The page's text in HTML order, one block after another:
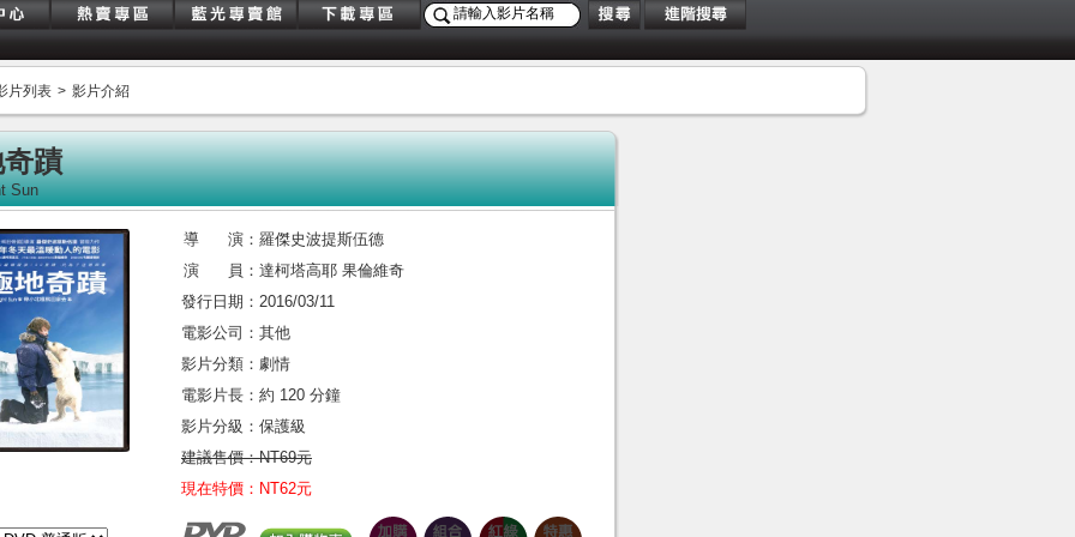
片列表 > 影片介紹
蹟
Sun
導 演： 羅傑史波提斯伍德
演 員： 達柯塔高耶 果倫維奇
發行日期： 2016/03/11
電影公司： 其他
影片分類： 劇情
電影片長： 約 120 分鐘
影片分級： 保護級
建議售價：NT69元
現在特價： NT62元